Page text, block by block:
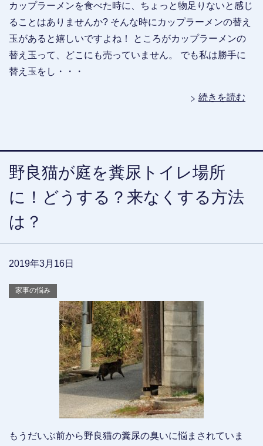
カップラーメンを食べた時に、ちょっと物足りないと感じ
ることはありませんか? そんな時にカップラーメンの替え
玉があると嬉しいですよね！ ところがカップラーメンの
替え玉って、どこにも売っていません。 でも私は勝手に
替え玉をし・・・
続きを読む
野良猫が庭を糞尿トイレ場所
に！どうする？来なくする方法
は？
2019年3月16日
家事の悩み
もうだいぶ前から野良猫の糞尿の臭いに悩まされていま